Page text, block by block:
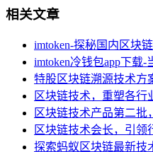
相关文章
imtoken-探秘国内区块
imtoken冷钱包app下载
特股区块链溯源技术方
区块链技术，重塑各行
区块链技术产品第二批
区块链技术会长，引领
探索蚂蚁区块链最新技